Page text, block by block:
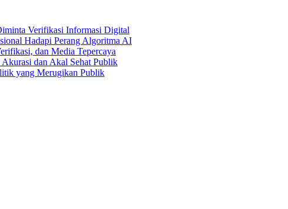
Verifikasi Informasi Digital
Hadapi Perang Algoritma AI
dan Media Tepercaya
dan Akal Sehat Publik
yang Merugikan Publik